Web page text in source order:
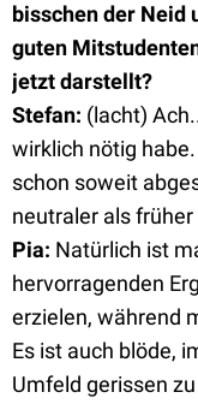
bisschen der Neid
guten
jetzt darstellt?
Stefan: (lacht)
wirklich nötig
schon soweit
neutraler als
Pia: Natürlich ist
hervorragenden
erzielen, während
Es ist auch blöde,
Umfeld gerissen